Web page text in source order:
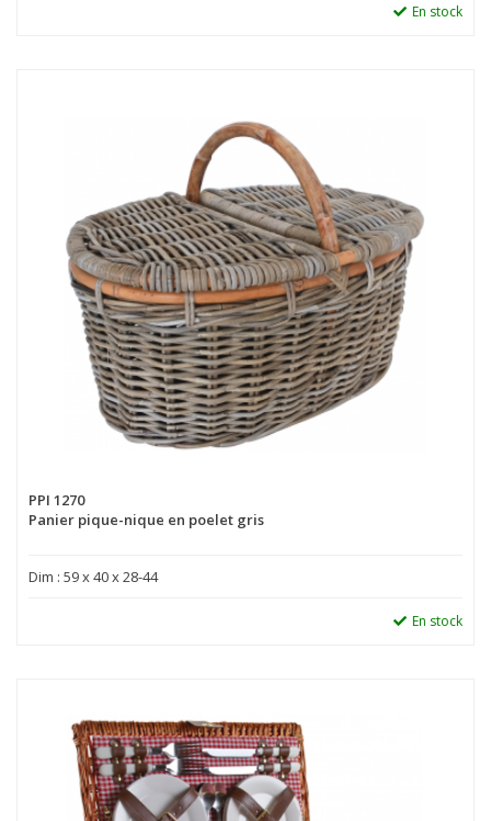
En stock
PPI 1270
Panier pique-nique en poelet gris
Dim : 59 x 40 x 28-44
En stock